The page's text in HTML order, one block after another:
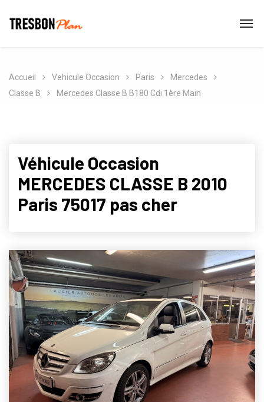
Accueil Vehicule Occasion Paris
Mercedes
Classe B
Mercedes Classe B B180 Cdi 1ère Main
Véhicule Occasion
MERCEDES CLASSE B 2010
Paris 75017 pas cher